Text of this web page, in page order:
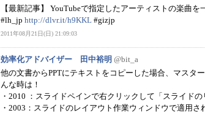
【最新記事】 YouTubeで指定したアーティストの楽曲
#lh_jp http://dlvr.it/h9KKL #gizjp
2011年08月21日(日) 21:09:03
効率化アドバイザー 田中裕明 @bit_a
他の文書からPPTにテキストをコピーした場合、マスタ
んな時は！
・2010 ：スライドペインで右クリックして「スライドの
・2003：スライドのレイアウト作業ウィンドウで適用